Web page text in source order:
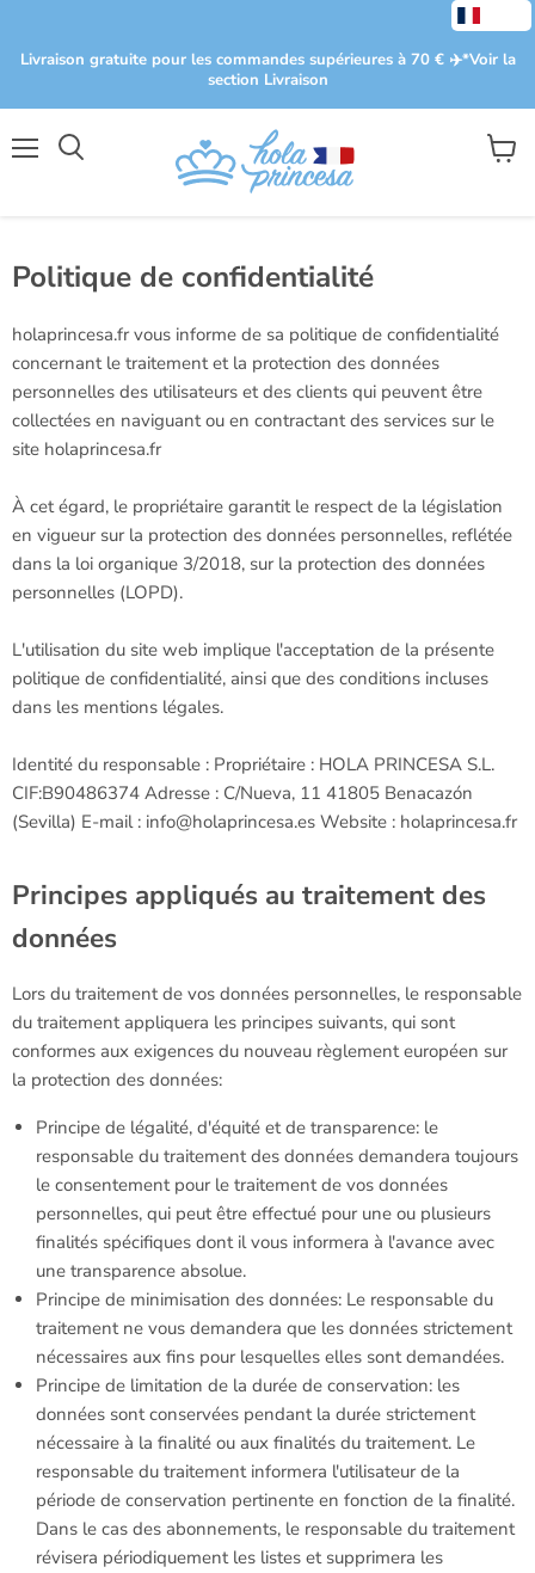
Livraison gratuite pour les commandes supérieures à 70 € ✈️​ *Voir la
section Livraison
Voir
Politique de confidentialité
holaprincesa.fr vous informe de sa politique de confidentialité
concernant le traitement et la protection des données
personnelles des utilisateurs et des clients qui peuvent être
collectées en naviguant ou en contractant des services sur le
site holaprincesa.fr
À cet égard, le propriétaire garantit le respect de la législation
en vigueur sur la protection des données personnelles, reflétée
dans la loi organique 3/2018, sur la protection des données
personnelles (LOPD).
L'utilisation du site web implique l'acceptation de la présente
politique de confidentialité, ainsi que des conditions incluses
dans les mentions légales.
Identité du responsable : Propriétaire : HOLA PRINCESA S.L.
CIF:B90486374 Adresse : C/Nueva, 11 41805 Benacazón
(Sevilla) E-mail : info@holaprincesa.es Website : holaprincesa.fr
Principes appliqués au traitement des
données
Lors du traitement de vos données personnelles, le responsable
du traitement appliquera les principes suivants, qui sont
conformes aux exigences du nouveau règlement européen sur
la protection des données:
Principe de légalité, d'équité et de transparence: le
responsable du traitement des données demandera toujours
le consentement pour le traitement de vos données
personnelles, qui peut être effectué pour une ou plusieurs
finalités spécifiques dont il vous informera à l'avance avec
une transparence absolue.
Principe de minimisation des données: Le responsable du
traitement ne vous demandera que les données strictement
nécessaires aux fins pour lesquelles elles sont demandées.
Principe de limitation de la durée de conservation: les
données sont conservées pendant la durée strictement
nécessaire à la finalité ou aux finalités du traitement. Le
responsable du traitement informera l'utilisateur de la
période de conservation pertinente en fonction de la finalité.
Dans le cas des abonnements, le responsable du traitement
révisera périodiquement les listes et supprimera les